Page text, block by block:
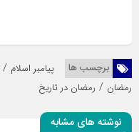
برچسب ها پیامبر اسلام /
رمضان / رمضان در تاریخ
نوشته های مشابه